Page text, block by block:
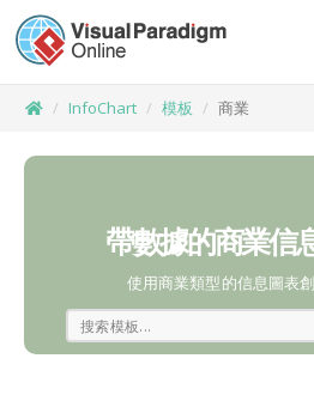
InfoChart 模板 商業
帶數據的商業信
使用商業類型的信息圖表